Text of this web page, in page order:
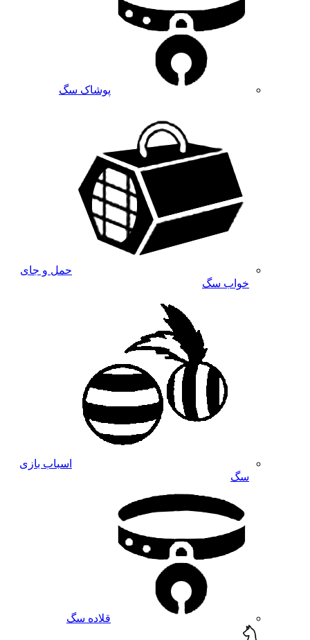
پوشاک سگ
حمل و جای
خواب سگ
اسباب بازی
سگ
قلاده سگ